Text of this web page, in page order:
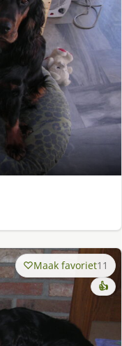
Maak favoriet11
👍